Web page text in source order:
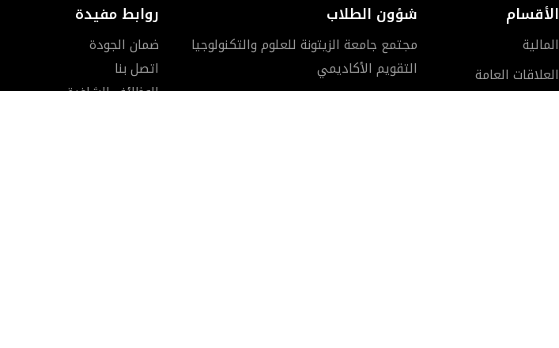
الأقسام
المالية
العلاقات العامة
شؤون الطلاب
مجتمع جامعة الزيتونة للعلوم والتكنولوجيا
التقويم الأكاديمي
روابط مفيدة
ضمان الجودة
اتصل بنا
الوظائف الشاغرة